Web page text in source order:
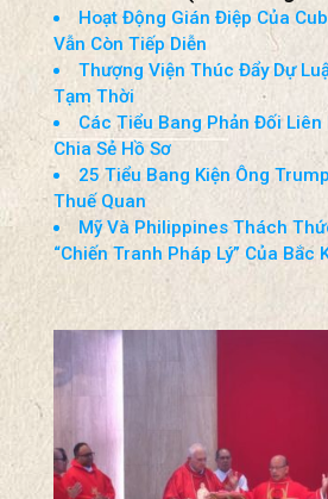
Tin Cuối Tuần (01-02-Aug-
Hoạt Động Gián Điệp Của
Vẫn Còn Tiếp Diễn
Thượng Viện Thúc Đẩy Dự
Tạm Thời
Các Tiểu Bang Phản Đối Liên
Chia Sẻ Hồ Sơ
25 Tiểu Bang Kiện Ông
Thuế Quan
Mỹ Và Philippines Thách
“Chiến Tranh Pháp Lý” Của Bắc